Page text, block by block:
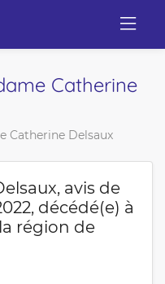
Catherine
Catherine Delsaux
, avis de
décédé(e) à
région de